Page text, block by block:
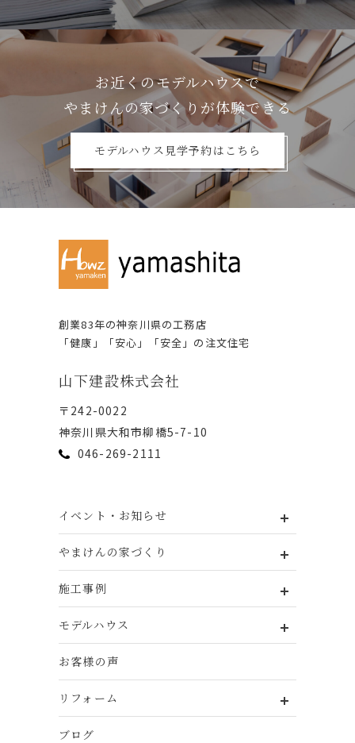
お近くのモデルハウスで
やまけんの家づくりが体験できる
モデルハウス見学予約はこちら
創業83年の神奈川県の⼯務店
「健康」「安⼼」「安全」の注⽂住宅
⼭下建設株式会社
〒242-0022
神奈川県⼤和市柳橋5-7-10
046-269-2111
イベント・お知らせ
やまけんの家づくり
施工事例
モデルハウス
お客様の声
リフォーム
ブログ